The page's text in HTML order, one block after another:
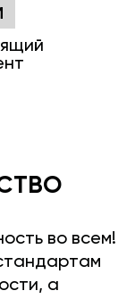
во всем!
а